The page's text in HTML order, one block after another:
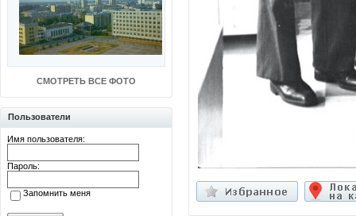
СМОТРЕТЬ ВСЕ ФОТО
Пользователи
Имя пользователя:
Пароль:
Запомнить меня